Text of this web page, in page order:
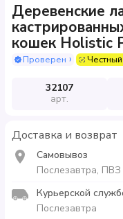
Деревенские
кошек Holistic
Проверен
32107
арт.
Доставка и возврат
Самовывоз
Послезавтра,
Курьерской
Послезавтра